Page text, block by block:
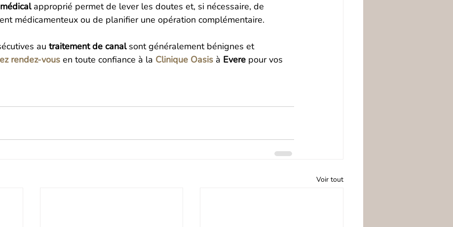
approprié permet de lever les doutes et, si nécessaire, de
médicamenteux ou de planifier une opération complémentaire.
au traitement de canal sont généralement bénignes et
rendez-vous en toute confiance à la Clinique Oasis à Evere pour vos
Voir tout